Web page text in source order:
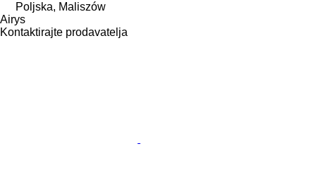
Poljska, Maliszów
Airys
Kontaktirajte prodavatelja